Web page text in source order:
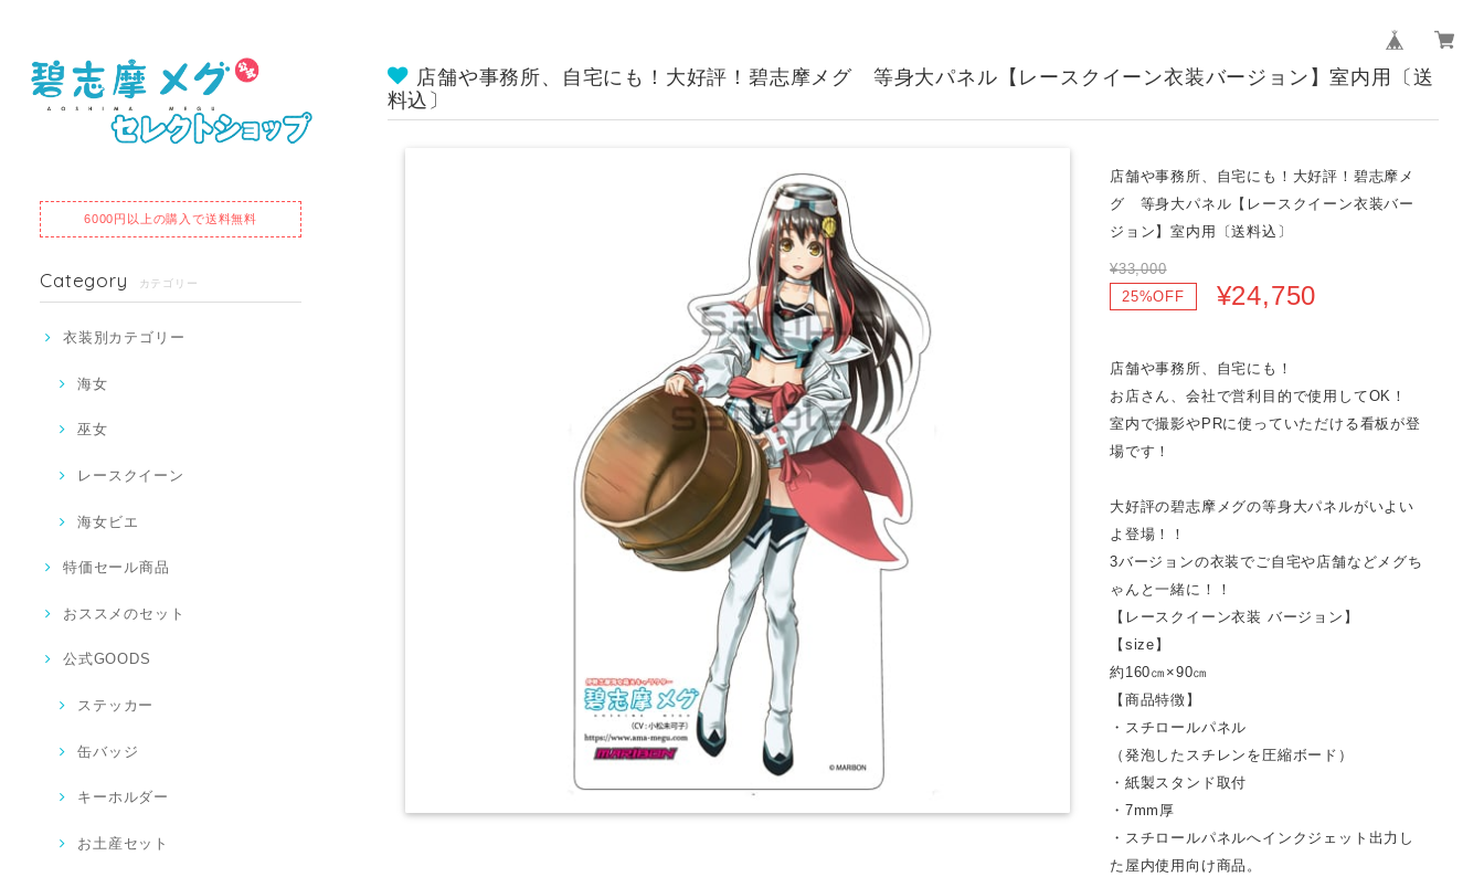
6000円以上の購入で送料無料
Category カテゴリー
衣装別カテゴリー
海女
巫女
レースクイーン
海女ビエ
特価セール商品
おススメのセット
公式GOODS
ステッカー
缶バッジ
キーホルダー
お土産セット
店舗や事務所、自宅にも！大好評！碧志摩メグ 等身大パネル【レースクイーン衣装バージョン】室内用〔送
料込〕
店舗や事務所、自宅にも！大好評！碧志摩メ
グ 等身大パネル【レースクイーン衣装バー
ジョン】室内用〔送料込〕
¥33,000
25%OFF
¥24,750
店舗や事務所、自宅にも！
お店さん、会社で営利目的で使用してOK！
室内で撮影やPRに使っていただける看板が登
場です！
大好評の碧志摩メグの等身大パネルがいよい
よ登場！！
3バージョンの衣装でご自宅や店舗などメグち
ゃんと一緒に！！
【レースクイーン衣装 バージョン】
【size】
約160㎝×90㎝
【商品特徴】
・スチロールパネル
（発泡したスチレンを圧縮ボード）
・紙製スタンド取付
・7mm厚
・スチロールパネルへインクジェット出力し
た屋内使用向け商品。